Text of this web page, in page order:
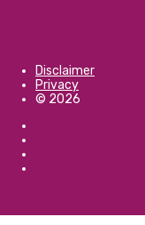
Disclaimer
Privacy
© 2026